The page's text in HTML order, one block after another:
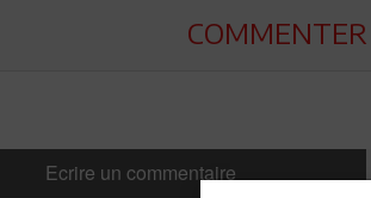
Ecrire un commentaire